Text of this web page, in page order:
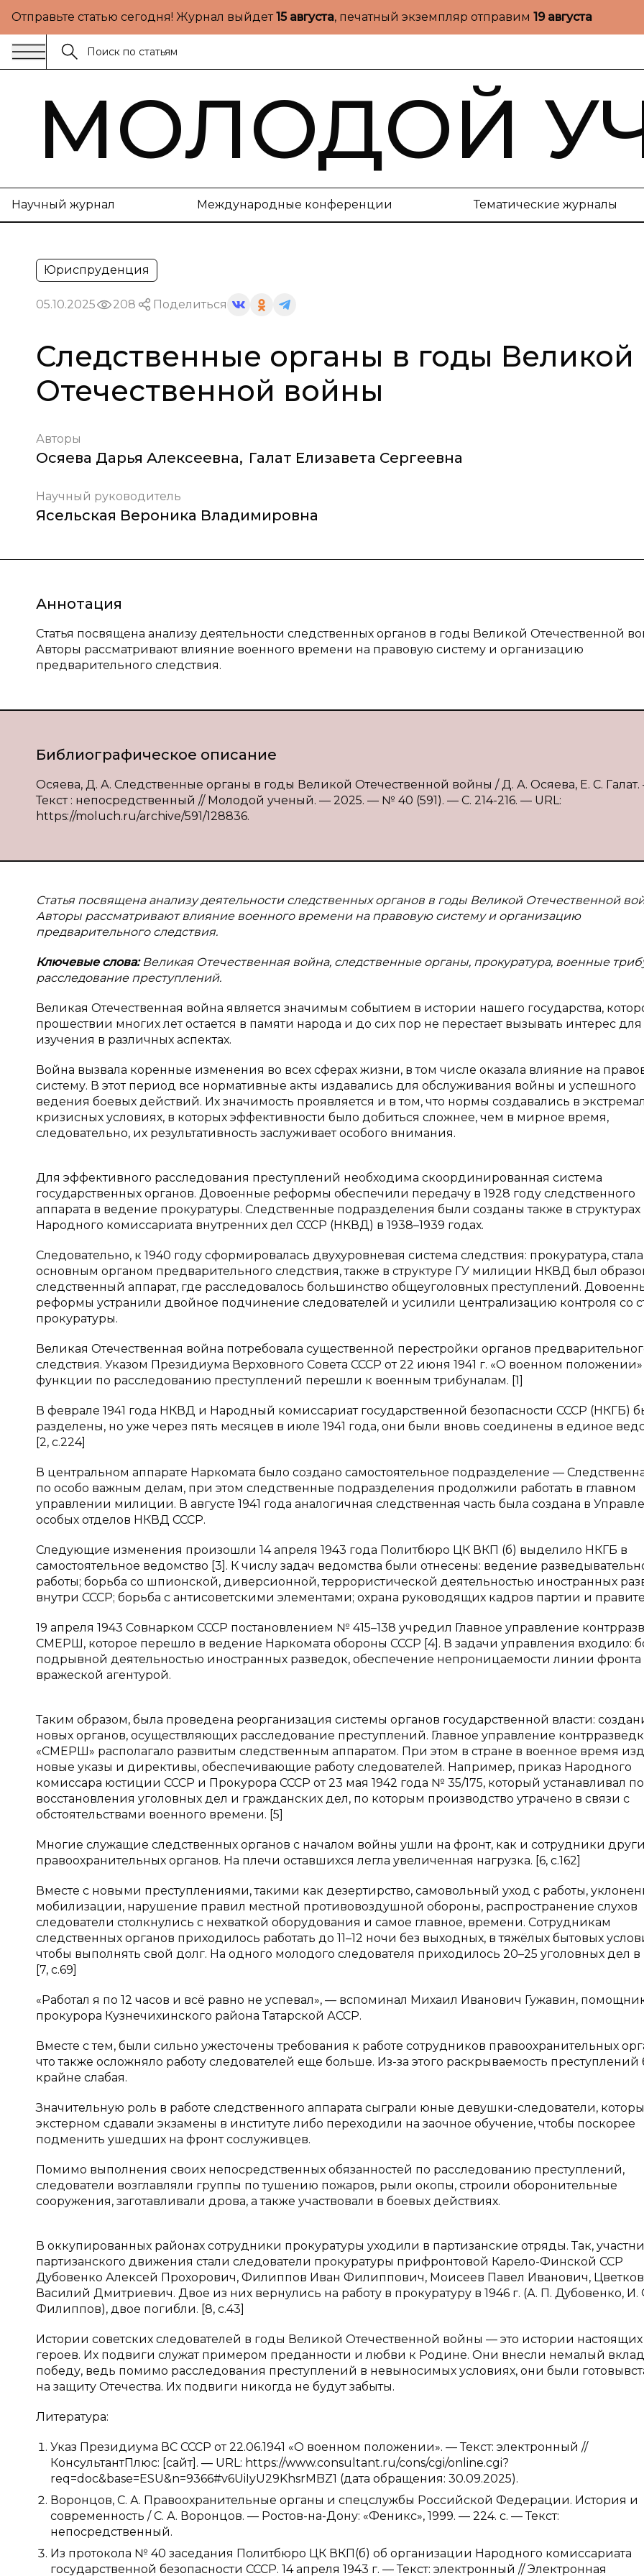
Отправьте статью сегодня! Журнал выйдет15 августа, печатный экземпляр отправим 19 августа
МОЛОДОЙ
Научный журнал Международные конференции Тематические журналы
Юриспруденция
05.10.2025 208 Поделиться
Следственные органы в годы Великой
Отечественной войны
Авторы
Осяева Дарья Алексеевна, Галат Елизавета Сергеевна
Научный руководитель
Ясельская Вероника Владимировна
Аннотация
Статья посвящена анализу деятельности следственных органов в годы Великой Отечественной
Авторы рассматривают влияние военного времени на правовую систему и организацию
предварительного следствия.
Библиографическое описание
Осяева, Д. А. Следственные органы в годы Великой Отечественной войны / Д. А. Осяева, Е. С.
Текст : непосредственный // Молодой ученый. — 2025. — № 40 (591). — С. 214-216. — URL:
https://moluch.ru/archive/591/128836.
Статья посвящена анализу деятельности следственных органов в годы Великой Отечественной
Авторы рассматривают влияние военного времени на правовую систему и организацию
предварительного следствия.
Ключевые слова: Великая Отечественная война, следственные органы, прокуратура, военные
расследование преступлений.
Великая Отечественная война является значимым событием в истории нашего государства,
прошествии многих лет остается в памяти народа и до сих пор не перестает вызывать интерес для
изучения в различных аспектах.
Война вызвала коренные изменения во всех сферах жизни, в том числе оказала влияние на
систему. В этот период все нормативные акты издавались для обслуживания войны и успешного
ведения боевых действий. Их значимость проявляется и в том, что нормы создавались в
кризисных условиях, в которых эффективности было добиться сложнее, чем в мирное время,
следовательно, их результативность заслуживает особого внимания.
Для эффективного расследования преступлений необходима скоординированная система
государственных органов. Довоенные реформы обеспечили передачу в 1928 году следственного
аппарата в ведение прокуратуры. Следственные подразделения были созданы также в структурах
Народного комиссариата внутренних дел СССР (НКВД) в 1938–1939 годах.
Следовательно, к 1940 году сформировалась двухуровневая система следствия: прокуратура, стала
основным органом предварительного следствия, также в структуре ГУ милиции НКВД был
следственный аппарат, где расследовалось большинство общеуголовных преступлений.
реформы устранили двойное подчинение следователей и усилили централизацию контроля со
прокуратуры.
Великая Отечественная война потребовала существенной перестройки органов
следствия. Указом Президиума Верховного Совета СССР от 22 июня 1941 г. «О военном положении»
функции по расследованию преступлений перешли к военным трибуналам. [1]
В феврале 1941 года НКВД и Народный комиссариат государственной безопасности СССР (НКГБ)
разделены, но уже через пять месяцев в июле 1941 года, они были вновь соединены в единое
[2, c.224]
В центральном аппарате Наркомата было создано самостоятельное подразделение —
по особо важным делам, при этом следственные подразделения продолжили работать в главном
управлении милиции. В августе 1941 года аналогичная следственная часть была создана в
особых отделов НКВД СССР.
Следующие изменения произошли 14 апреля 1943 года Политбюро ЦК ВКП (б) выделило НКГБ в
самостоятельное ведомство [3]. К числу задач ведомства были отнесены: ведение
работы; борьба со шпионской, диверсионной, террористической деятельностью иностранных
внутри СССР; борьба с антисоветскими элементами; охрана руководящих кадров партии и
19 апреля 1943 Совнарком СССР постановлением № 415–138 учредил Главное управление
СМЕРШ, которое перешло в ведение Наркомата обороны СССР [4]. В задачи управления входило:
подрывной деятельностью иностранных разведок, обеспечение непроницаемости линии фронта
вражеской агентурой.
Таким образом, была проведена реорганизация системы органов государственной власти:
новых органов, осуществляющих расследование преступлений. Главное управление
«СМЕРШ» располагало развитым следственным аппаратом. При этом в стране в военное время
новые указы и директивы, обеспечивающие работу следователей. Например, приказ Народного
комиссара юстиции СССР и Прокурора СССР от 23 мая 1942 года № 35/175, который устанавливал
восстановления уголовных дел и гражданских дел, по которым производство утрачено в связи с
обстоятельствами военного времени. [5]
Многие служащие следственных органов с началом войны ушли на фронт, как и сотрудники
правоохранительных органов. На плечи оставшихся легла увеличенная нагрузка. [6, c.162]
Вместе с новыми преступлениями, такими как дезертирство, самовольный уход с работы,
мобилизации, нарушение правил местной противовоздушной обороны, распространение слухов
следователи столкнулись с нехваткой оборудования и самое главное, времени. Сотрудникам
следственных органов приходилось работать до 11–12 ночи без выходных, в тяжёлых бытовых
чтобы выполнять свой долг. На одного молодого следователя приходилось 20–25 уголовных дел в
[7, c.69]
«Работал я по 12 часов и всё равно не успевал», — вспоминал Михаил Иванович Гужавин,
прокурора Кузнечихинского района Татарской АССР.
Вместе с тем, были сильно ужесточены требования к работе сотрудников правоохранительных
что также осложняло работу следователей еще больше. Из-за этого раскрываемость преступлений
крайне слабая.
Значительную роль в работе следственного аппарата сыграли юные девушки-следователи,
экстерном сдавали экзамены в институте либо переходили на заочное обучение, чтобы поскорее
подменить ушедших на фронт сослуживцев.
Помимо выполнения своих непосредственных обязанностей по расследованию преступлений,
следователи возглавляли группы по тушению пожаров, рыли окопы, строили оборонительные
сооружения, заготавливали дрова, а также участвовали в боевых действиях.
В оккупированных районах сотрудники прокуратуры уходили в партизанские отряды. Так,
партизанского движения стали следователи прокуратуры прифронтовой Карело-Финской ССР
Дубовенко Алексей Прохорович, Филиппов Иван Филиппович, Моисеев Павел Иванович, Цветков
Василий Дмитриевич. Двое из них вернулись на работу в прокуратуру в 1946 г. (А. П. Дубовенко, И.
Филиппов), двое погибли. [8, c.43]
Истории советских следователей в годы Великой Отечественной войны — это истории настоящих
героев. Их подвиги служат примером преданности и любви к Родине. Они внесли немалый
победу, ведь помимо расследования преступлений в невыносимых условиях, они были
на защиту Отечества. Их подвиги никогда не будут забыты.
Литература:
Указ Президиума ВС СССР от 22.06.1941 «О военном положении». — Текст: электронный //
КонсультантПлюс: [сайт]. — URL: https://www.consultant.ru/cons/cgi/online.cgi?
req=doc&base=ESU&n=9366#v6UiIyU29KhsrMBZ1 (дата обращения: 30.09.2025).
Воронцов, С. А. Правоохранительные органы и спецслужбы Российской Федерации. История и
современность / С. А. Воронцов. — Ростов-на-Дону: «Феникс», 1999. — 224. c. — Текст:
непосредственный.
Из протокола № 40 заседания Политбюро ЦК ВКП(б) об организации Народного комиссариата
государственной безопасности СССР. 14 апреля 1943 г. — Текст: электронный // Электронная